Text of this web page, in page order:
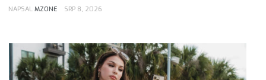
NAPSAL MZONE SRP 8, 2026